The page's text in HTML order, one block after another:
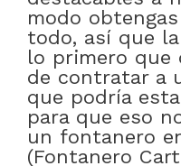
modo
todo, así que
lo primero que
de contratar a
que podría
para que eso
un fontanero
(Fontanero